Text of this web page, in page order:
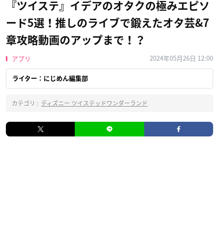
『ツイステ』イデアのオタクの極みエピソ
ード5選！推しのライブで鍛えたオタ芸&7
章攻略動画のアップまで！？
アプリ 2024年05月26日 12:00
ライター：にじめん編集部
カテゴリ : ディズニー ツイステッドワンダーランド